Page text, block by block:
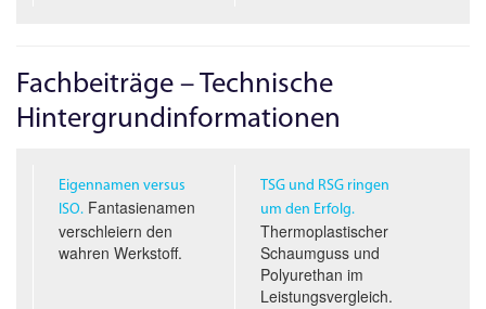
Fachbeiträge – Technische
Hintergrundinformationen
Eigennamen versus
ISO.Fantasienamen
verschleiern den
wahren Werkstoff.
TSG und RSG ringen
um den Erfolg.
Thermoplastischer
Schaumguss und
Polyurethan im
Leistungs­vergleich.